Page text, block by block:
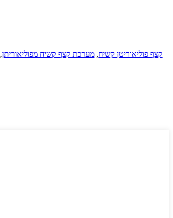
קצף פוליאוריטן קשיח, מערכת קצף קשיח מפוליאוריתן,